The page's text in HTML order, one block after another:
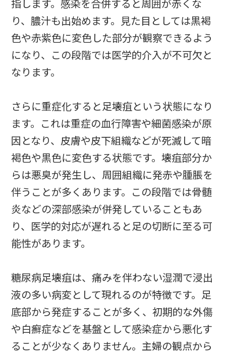
指します。感染を合併すると周囲が赤くな
り、膿汁も出始めます。見た目としては黒褐
色や赤紫色に変色した部分が観察できるよう
になり、この段階では医学的介入が不可欠と
なります。
さらに重症化すると足壊疽という状態になり
ます。これは重症の血行障害や細菌感染が原
因となり、皮膚や皮下組織などが死滅して暗
褐色や黒色に変色する状態です。壊疽部分か
らは悪臭が発生し、周囲組織に発赤や腫脹を
伴うことが多くあります。この段階では骨髄
炎などの深部感染が併発していることもあ
り、医学的対応が遅れると足の切断に至る可
能性があります。
糖尿病足壊疽は、痛みを伴わない湿潤で浸出
液の多い病変として現れるのが特徴です。足
底部から発症することが多く、初期的な外傷
や白癬症などを基盤として感染症から悪化す
ることが少なくありません。主婦の観点から